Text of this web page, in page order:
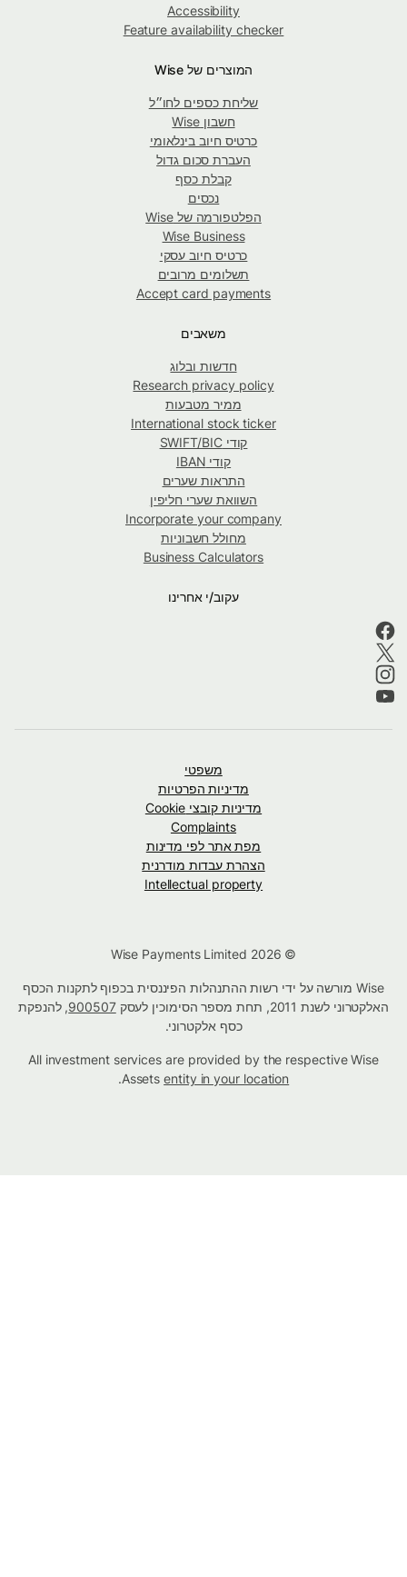
Accessibility
Feature availability checker
המוצרים של Wise
שליחת כספים לחו״ל
חשבון Wise
כרטיס חיוב בינלאומי
העברת סכום גדול
קבלת כסף
נכסים
הפלטפורמה של Wise
Wise Business
כרטיס חיוב עסקי
תשלומים מרובים
Accept card payments
משאבים
חדשות ובלוג
Research privacy policy
ממיר מטבעות
International stock ticker
קודי SWIFT/BIC
קודי IBAN
התראות שערים
השוואת שערי חליפין
Incorporate your company
מחולל חשבוניות
Business Calculators
עקוב/י אחרינו
משפטי
מדיניות הפרטיות
מדיניות קובצי Cookie
Complaints
מפת אתר לפי מדינות
הצהרת עבדות מודרנית
Intellectual property
Wise מורשה על ידי רשות ההתנהלות הפיננסית בכפוף לתקנות הכסף
האלקטרוני לשנת 2011, תחת מספר הסימוכין לעסק
900507, להנפקת
כסף אלקטרוני.
All investment services are provided by the respective Wise
Assetsentity in your location
.